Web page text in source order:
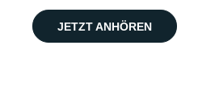
JETZT ANHÖREN